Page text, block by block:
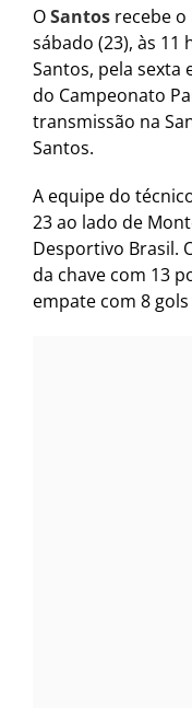
OSantos recebe
sábado (23), às 11
Santos, pela sexta
do Campeonato
transmissão na
Santos.
A equipe do
23 ao lado de
Desportivo Brasil.
da chave com 13
empate com 8